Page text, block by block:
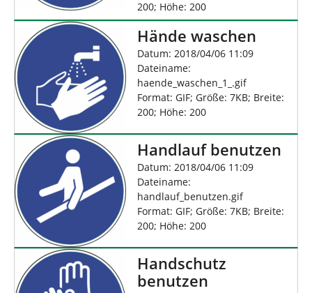
200; Höhe: 200
Hände waschen
Datum: 2018/04/06 11:09
Dateiname:
haende_waschen_1_.gif
Format: GIF; Größe: 7KB; Breite:
200; Höhe: 200
Handlauf benutzen
Datum: 2018/04/06 11:09
Dateiname:
handlauf_benutzen.gif
Format: GIF; Größe: 7KB; Breite:
200; Höhe: 200
Handschutz
benutzen